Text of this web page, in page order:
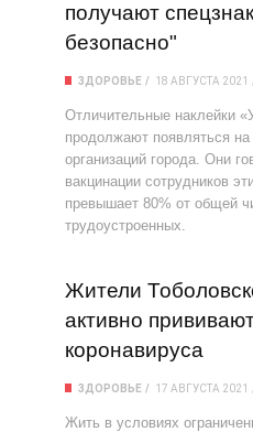
получают
безопасно"
ЗДОРОВЬЕ 18 АВГУСТА 2021
Отличительные наклейки
продолжают появляться
организаций города. Они
вакцинации сотрудников
превышает 80% от общей
трудоустроенных.
Жители
активно
коронавируса
ЗДОРОВЬЕ 17 АВГУСТА 2021
Жить в условиях